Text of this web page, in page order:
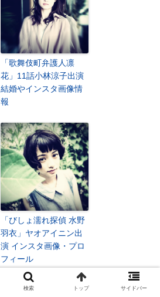
「歌舞伎町弁護人凛
花」11話小林涼子出演
結婚やインスタ画像情
報
「びしょ濡れ探偵 水野
羽衣」ヤオアイニン出
演 インスタ画像・プロ
フィール
検索 トップ サイドバー